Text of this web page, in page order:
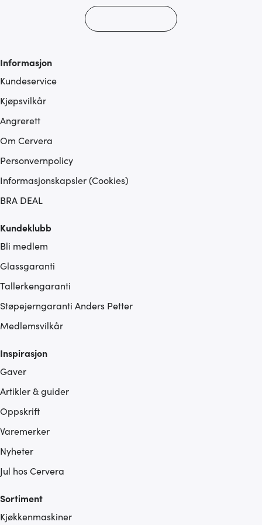
Informasjon
Kundeservice
Kjøpsvilkår
Angrerett
Om Cervera
Personvernpolicy
Informasjonskapsler (Cookies)
BRA DEAL
Kundeklubb
Bli medlem
Glassgaranti
Tallerkengaranti
Støpejerngaranti Anders Petter
Medlemsvilkår
Inspirasjon
Gaver
Artikler & guider
Oppskrift
Varemerker
Nyheter
Jul hos Cervera
Sortiment
Kjøkkenmaskiner